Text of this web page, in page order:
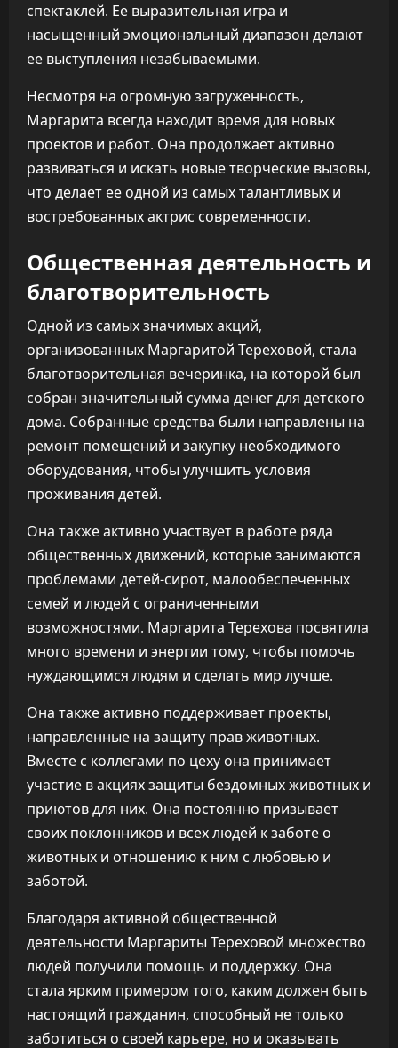
спектаклей. Ее выразительная игра и
насыщенный эмоциональный диапазон делают
ее выступления незабываемыми.
Несмотря на огромную загруженность,
Маргарита всегда находит время для новых
проектов и работ. Она продолжает активно
развиваться и искать новые творческие вызовы,
что делает ее одной из самых талантливых и
востребованных актрис современности.
Общественная деятельность и
благотворительность
Одной из самых значимых акций,
организованных Маргаритой Тереховой, стала
благотворительная вечеринка, на которой был
собран значительный сумма денег для детского
дома. Собранные средства были направлены на
ремонт помещений и закупку необходимого
оборудования, чтобы улучшить условия
проживания детей.
Она также активно участвует в работе ряда
общественных движений, которые занимаются
проблемами детей-сирот, малообеспеченных
семей и людей с ограниченными
возможностями. Маргарита Терехова посвятила
много времени и энергии тому, чтобы помочь
нуждающимся людям и сделать мир лучше.
Она также активно поддерживает проекты,
направленные на защиту прав животных.
Вместе с коллегами по цеху она принимает
участие в акциях защиты бездомных животных и
приютов для них. Она постоянно призывает
своих поклонников и всех людей к заботе о
животных и отношению к ним с любовью и
заботой.
Благодаря активной общественной
деятельности Маргариты Тереховой множество
людей получили помощь и поддержку. Она
стала ярким примером того, каким должен быть
настоящий гражданин, способный не только
заботиться о своей карьере, но и оказывать